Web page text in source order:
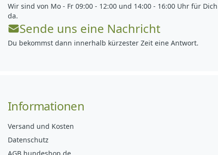
Wir sind von Mo - Fr 09:00 - 12:00 und 14:00 - 16:00 Uhr für Dich
da.
Sende uns eine Nachricht
Du bekommst dann innerhalb kürzester Zeit eine Antwort.
Informationen
Versand und Kosten
Datenschutz